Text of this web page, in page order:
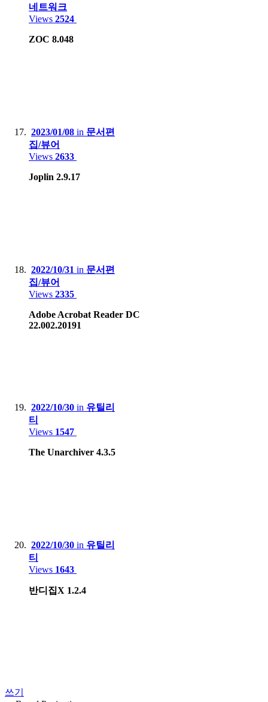
네트워크
Views 2524
ZOC 8.048
2023/01/08 in 문서편
집/뷰어
Views 2633
Joplin 2.9.17
2022/10/31 in 문서편
집/뷰어
Views 2335
Adobe Acrobat Reader DC
22.002.20191
2022/10/30 in 유틸리
티
Views 1547
The Unarchiver 4.3.5
2022/10/30 in 유틸리
티
Views 1643
반디집X 1.2.4
쓰기